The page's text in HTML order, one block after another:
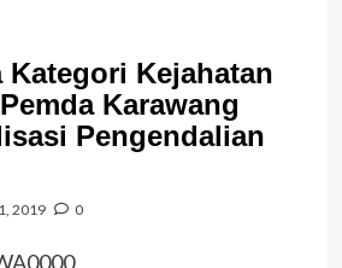
Kategori Kejahatan
Karawang
Pengendalian
2019 0